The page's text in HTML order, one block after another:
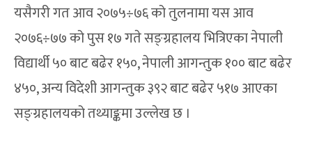
यसैगरी गत आव २०७५÷७६ को तुलनामा यस आव
२०७६÷७७ को पुस १७ गते सङ्ग्रहालय भित्रिएका नेपाली
विद्यार्थी ५० बाट बढेर १५०, नेपाली आगन्तुक १०० बाट बढेर
४५०, अन्य विदेशी आगन्तुक ३९२ बाट बढेर ५१७ आएका
सङ्ग्रहालयको तथ्याङ्कमा उल्लेख छ ।